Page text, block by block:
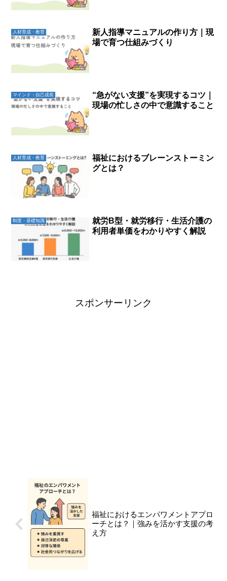
人材育成・教育
新人指導マニュアルの作り方｜現
場で育つ仕組みづくり
マインド・自己成長
“急がない支援”を実現するコツ｜
現場の忙しさの中で意識すること
人材育成・教育
福祉におけるブレーンストーミン
グとは？
制度・基礎知識
就労B型・就労移行・生活介護の
利用者単価をわかりやすく解説
スポンサーリンク
福祉におけるエンパワメントアプロ
ーチとは？｜強みを活かす支援の考
え方